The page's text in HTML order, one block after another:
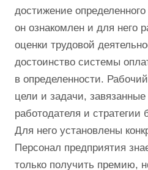
достижение
он ознакомлен и для него
оценки трудовой
достоинство системы
в определенности.
цели и задачи,
работодателя и стратегии
Для него установлены
Персонал предприятия
только получить премию,